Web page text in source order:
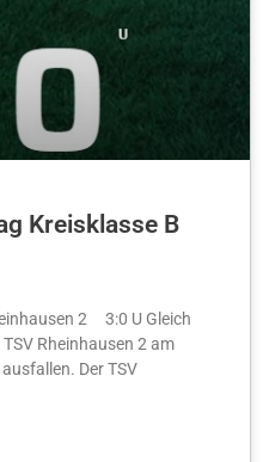
Kreisklasse B
2 3:0 U Gleich
Rheinhausen 2 am
Der TSV